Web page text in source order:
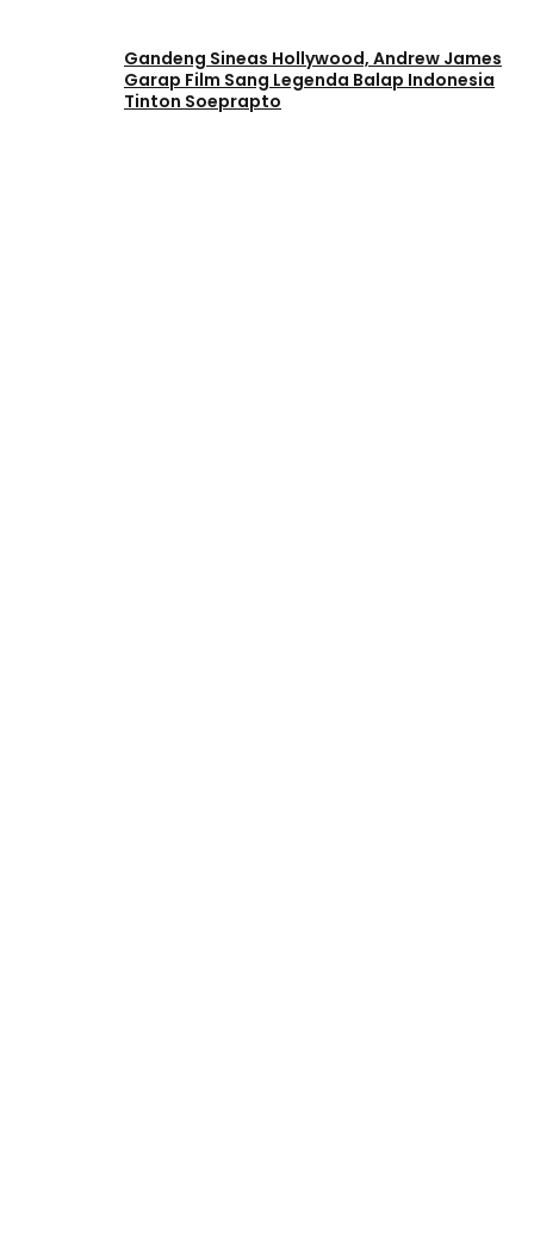
Gandeng Sineas Hollywood, Andrew James
Garap Film Sang Legenda Balap Indonesia
Tinton Soeprapto